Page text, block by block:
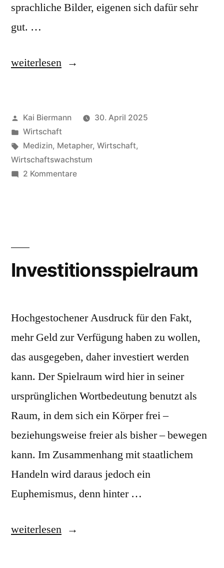
sprachliche Bilder, eigenen sich dafür sehr
gut. …
„Wachstumsspritze“
weiterlesen
Veröffentlicht
von
Kai Biermann
30. April 2025
Veröffentlicht
in
Wirtschaft
Schlagwörter:
Medizin, Metapher, Wirtschaft,
Wirtschaftswachstum
2 Kommentarezu
Investitionsspielraum
Hochgestochener Ausdruck für den Fakt,
mehr Geld zur Verfügung haben zu wollen,
das ausgegeben, daher investiert werden
kann. Der Spielraum wird hier in seiner
ursprünglichen Wortbedeutung benutzt als
Raum, in dem sich ein Körper frei –
beziehungsweise freier als bisher – bewegen
kann. Im Zusammenhang mit staatlichem
Handeln wird daraus jedoch ein
Euphemismus, denn hinter …
„Investitionsspielraum“
weiterlesen